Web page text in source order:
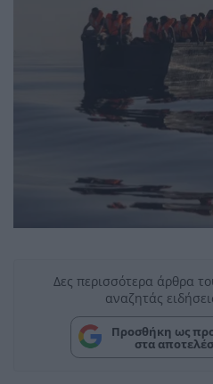
Δες περισσότερα άρθρα
αναζητάς
Προσθήκη ως
στα